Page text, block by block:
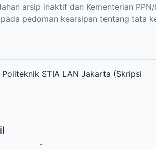
arsip inaktif dan Kementerian
pedoman kearsipan tentang tata
Politeknik STIA LAN Jakarta (Skripsi
-